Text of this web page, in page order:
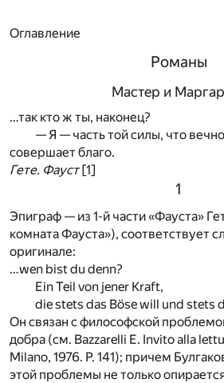
Оглавление
Романы
Мастер и
…так кто ж ты, наконец?
— Я — часть той силы, что
совершает благо.
Гете. Фауст [1]
1
Эпиграф — из 1-й части «Фауста»
комната Фауста»), соответствует
оригинале:
…wen bist du denn?
Ein Teil von jener Kraft,
die stets das Böse will und stets
Он связан с философской
добра (см. Bazzarelli E. Invito alla
Milano, 1976. P. 141); причем
этой проблемы не только